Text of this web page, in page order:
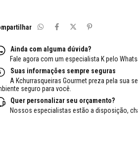
Ainda com alguma dúvida?
Fale agora com um especialista K pelo
Suas informações sempre seguras
A Kchurrasqueiras Gourmet preza pela sua
seguro para você.
Quer personalizar seu orçamento?
Nossos especialistas estão a disposição,